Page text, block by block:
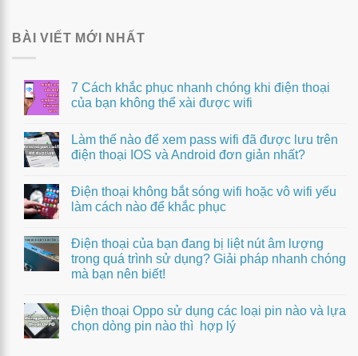
BÀI VIẾT MỚI NHẤT
7 Cách khắc phục nhanh chóng khi điện thoại
của bạn không thể xài được wifi
Làm thế nào để xem pass wifi đã được lưu trên
điện thoại IOS và Android đơn giản nhất?
Điện thoại không bắt sóng wifi hoặc vô wifi yếu
làm cách nào để khắc phục
Điện thoại của bạn đang bị liệt nút âm lượng
trong quá trình sử dụng? Giải pháp nhanh chóng
mà bạn nên biết!
Điện thoại Oppo sử dụng các loại pin nào và lựa
chọn dòng pin nào thì hợp lý